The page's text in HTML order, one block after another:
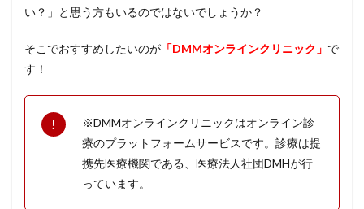
い？」と思う方もいるのではないでしょうか？
そこでおすすめしたいのが 「DMMオンラインクリニック」 で
す！
※DMMオンラインクリニックはオンライン診
療のプラットフォームサービスです。診療は提
携先医療機関である、医療法人社団DMHが行
っています。